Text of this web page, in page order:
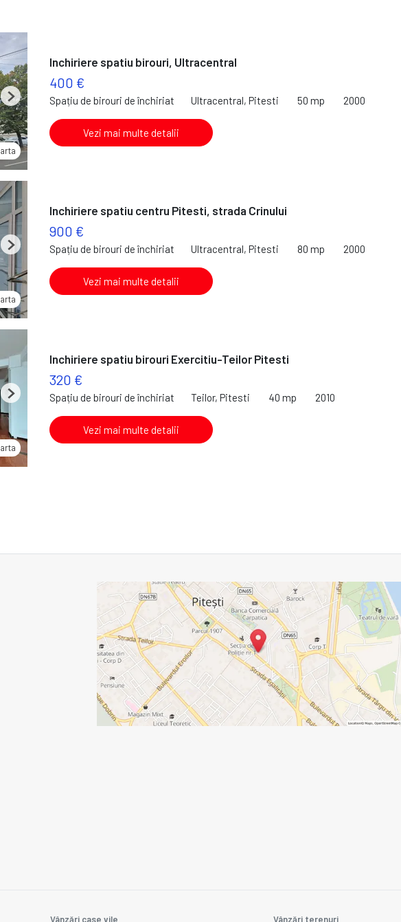
Next
Inchiriere spatiu birouri, Ultracentral
400 €
Spațiu de birouri de închiriat Ultracentral, Pitesti 50 mp 2000
Vezi mai multe detalii
Next
Inchiriere spatiu centru Pitesti, strada Crinului
900 €
Spațiu de birouri de închiriat Ultracentral, Pitesti 80 mp 2000
Vezi mai multe detalii
Next
Inchiriere spatiu birouri Exercitiu-Teilor Pitesti
320 €
Spațiu de birouri de închiriat Teilor, Pitesti 40 mp 2010
Vezi mai multe detalii
Vânzări case vile Vânzări terenuri